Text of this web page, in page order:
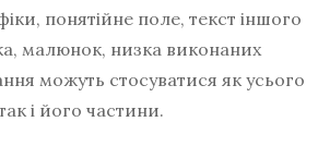
понятійне поле, текст іншого
малюнок, низка виконаних
можуть стосуватися як усього
і його частини.